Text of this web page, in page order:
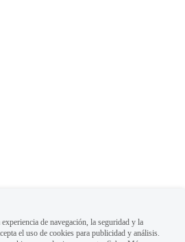
de navegación, la seguridad y la
el uso de cookies para publicidad y análisis.